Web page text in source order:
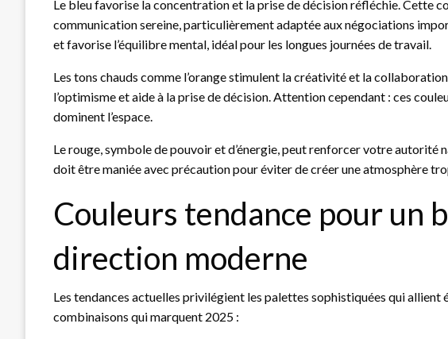
Le bleu favorise la concentration et la prise de décision réfléchie. Cette
communication sereine, particulièrement adaptée aux négociations
et favorise l’équilibre mental, idéal pour les longues journées de travail.
Les tons chauds comme l’orange stimulent la créativité et la
l’optimisme et aide à la prise de décision. Attention cependant : ces
dominent l’espace.
Le rouge, symbole de pouvoir et d’énergie, peut renforcer votre autorité
doit être maniée avec précaution pour éviter de créer une atmosphère
Couleurs tendance pour un
direction moderne
Les tendances actuelles privilégient les palettes sophistiquées qui allient
combinaisons qui marquent 2025 :